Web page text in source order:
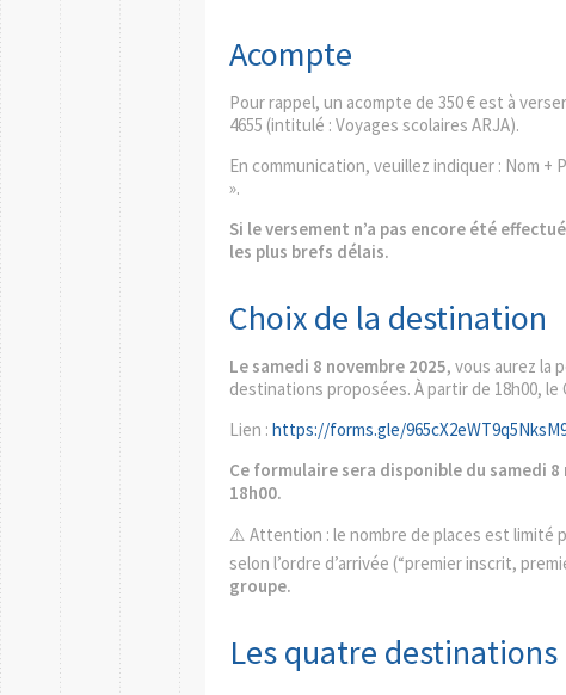
Acompte
Pour rappel, un acompte de 350 € est à
4655 (intitulé : Voyages scolaires ARJA).
En communication, veuillez indiquer : Nom +
».
Si le versement n’a pas encore été
les plus brefs délais.
Choix de la destination
Le samedi 8 novembre 2025, vous aurez la
destinations proposées. À partir de 18h00, le
Lien : https://forms.gle/
Ce formulaire sera disponible du samedi 8
18h00.
⚠️ Attention : le nombre de places est limité
selon l’ordre d’arrivée (“premier inscrit,
groupe.
Les quatre destinations